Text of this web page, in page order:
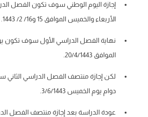
إجازة اليوم الوطني سوف تكون الفصل الدراسي
الأربعاء والخميس الموافق 15 و16/ 2/ 1443.
نهاية الفصل الدراسي الأول سوف تكون يوم
لكن إجازة منتصف الفصل الدراسي الثاني ستكون
دوام يوم الخميس 3/6/1443.
عودة الدراسة بعد إجازة منتصف الفصل الدراسي